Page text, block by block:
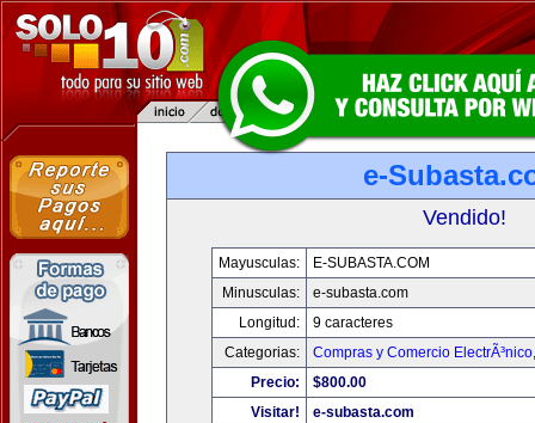
e-
Vendido!
Mayusculas:
E-SUBASTA.COM
Minusculas:
e-subasta.com
Longitud:
9 caracteres
Categorias:
Compras y Comercio ElectrÃ³nico
Precio:
$800.00
Visitar!
e-subasta.com